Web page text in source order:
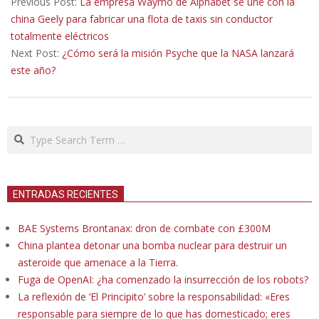
03
china Geely para fabricar una flota de taxis sin conductor
totalmente eléctricos
Next Post: ¿Cómo será la misión Psyche que la NASA lanzará
este año?
Search
ENTRADAS RECIENTES
BAE Systems Brontanax: dron de combate con £300M
China plantea detonar una bomba nuclear para destruir un
asteroide que amenace a la Tierra.
Fuga de OpenAI: ¿ha comenzado la insurrección de los robots?
La reflexión de ‘El Principito’ sobre la responsabilidad: «Eres
responsable para siempre de lo que has domesticado; eres